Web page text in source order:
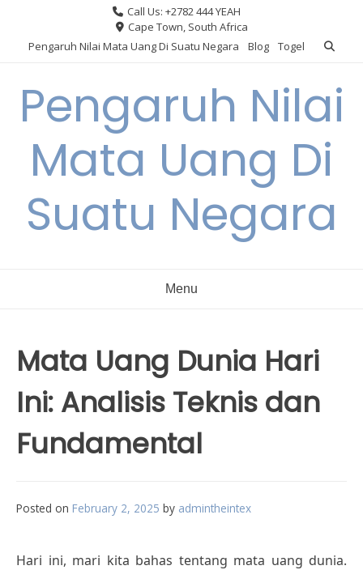
content
Call Us: +2782 444 YEAH
Cape Town, South Africa
Pengaruh Nilai Mata Uang Di Suatu Negara
Blog Togel
Pengaruh Nilai
Mata Uang Di
Suatu Negara
Menu
Mata Uang Dunia Hari
Ini: Analisis Teknis dan
Fundamental
Posted on February 2, 2025 by admintheintex
Hari ini, mari kita bahas tentang mata uang dunia.